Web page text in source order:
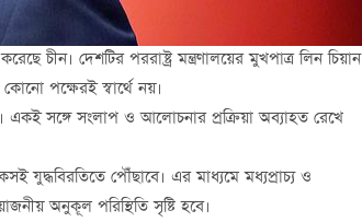
চীন। দেশটির পররাষ্ট্র মন্ত্রণালয়ের মুখপাত্র লিন চিয়ান
পক্ষেরই স্বার্থে নয়।
একই সঙ্গে সংলাপ ও আলোচনার প্রক্রিয়া অব্যাহত রেখে
যুদ্ধবিরতিতে পৌঁছাবে। এর মাধ্যমে মধ্যপ্রাচ্য ও
অনুকূল পরিস্থিতি সৃষ্টি হবে।